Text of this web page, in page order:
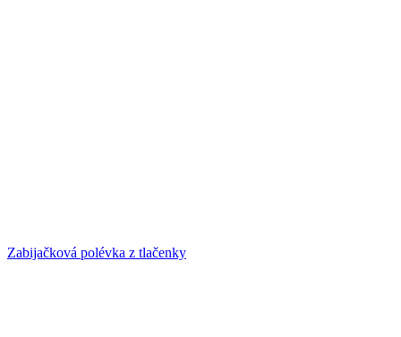
Zabijačková polévka z tlačenky